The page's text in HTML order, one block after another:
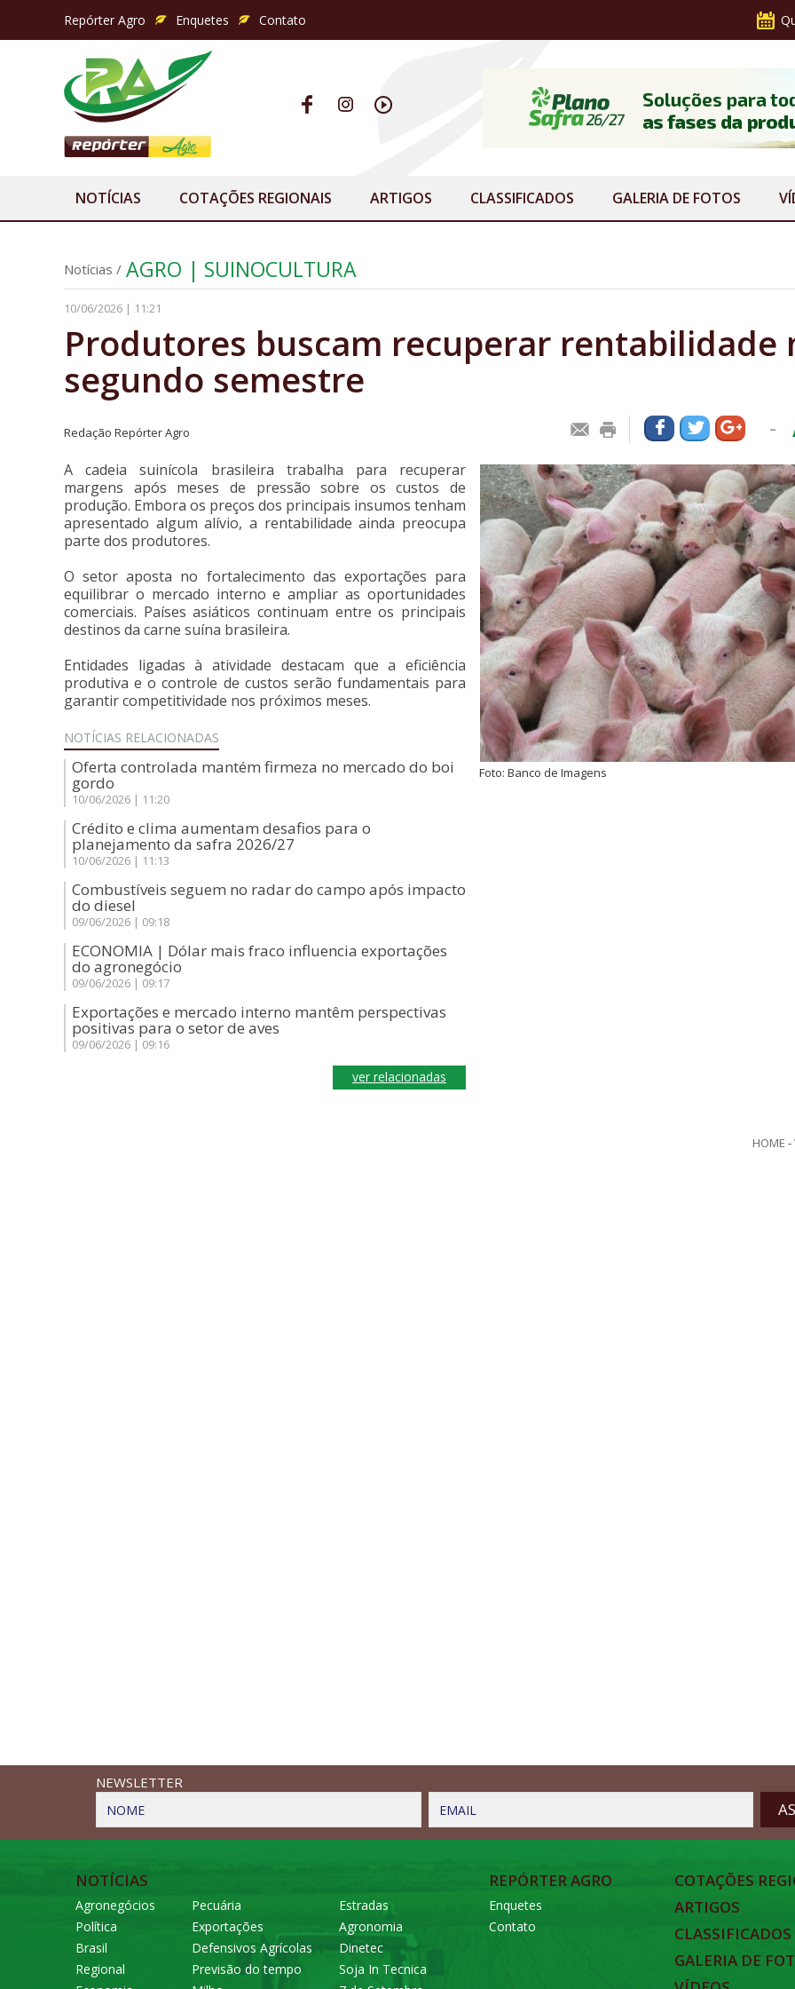
Repórter Agro Enquetes Contato
NOTÍCIAS COTAÇÕES REGIONAIS ARTIGOS CLASSIFICADOS GALERIA DE FOTOS
Notícias / AGRO | SUINOCULTURA
10/06/2026 | 11:21
Produtores buscam recuperar rentabilidade
segundo semestre
Redação Repórter Agro -
Foto: Banco de Imagens
A cadeia suinícola brasileira trabalha para recuperar
margens após meses de pressão sobre os custos de
produção. Embora os preços dos principais insumos tenham
apresentado algum alívio, a rentabilidade ainda preocupa
parte dos produtores.
O setor aposta no fortalecimento das exportações para
equilibrar o mercado interno e ampliar as oportunidades
comerciais. Países asiáticos continuam entre os principais
destinos da carne suína brasileira.
Entidades ligadas à atividade destacam que a eficiência
produtiva e o controle de custos serão fundamentais para
garantir competitividade nos próximos meses.
NOTÍCIAS RELACIONADAS
Oferta controlada mantém firmeza no mercado do boi
gordo
10/06/2026 | 11:20
Crédito e clima aumentam desafios para o
planejamento da safra 2026/27
10/06/2026 | 11:13
Combustíveis seguem no radar do campo após impacto
do diesel
09/06/2026 | 09:18
ECONOMIA | Dólar mais fraco influencia exportações
do agronegócio
09/06/2026 | 09:17
Exportações e mercado interno mantêm perspectivas
positivas para o setor de aves
09/06/2026 | 09:16
ver relacionadas
HOME -
NEWSLETTER
NOME EMAIL
NOTÍCIAS
Agronegócios
Política
Brasil
Regional
Pecuária
Exportações
Defensivos Agrícolas
Previsão do tempo
Estradas
Agronomia
Dinetec
Soja In Tecnica
REPÓRTER AGRO
Enquetes
Contato
COTAÇÕES
ARTIGOS
CLASSIFICADOS
GALERIA DE